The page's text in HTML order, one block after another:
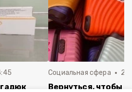
гадюк
Социальная сфера 20
Вернуться, чтобы